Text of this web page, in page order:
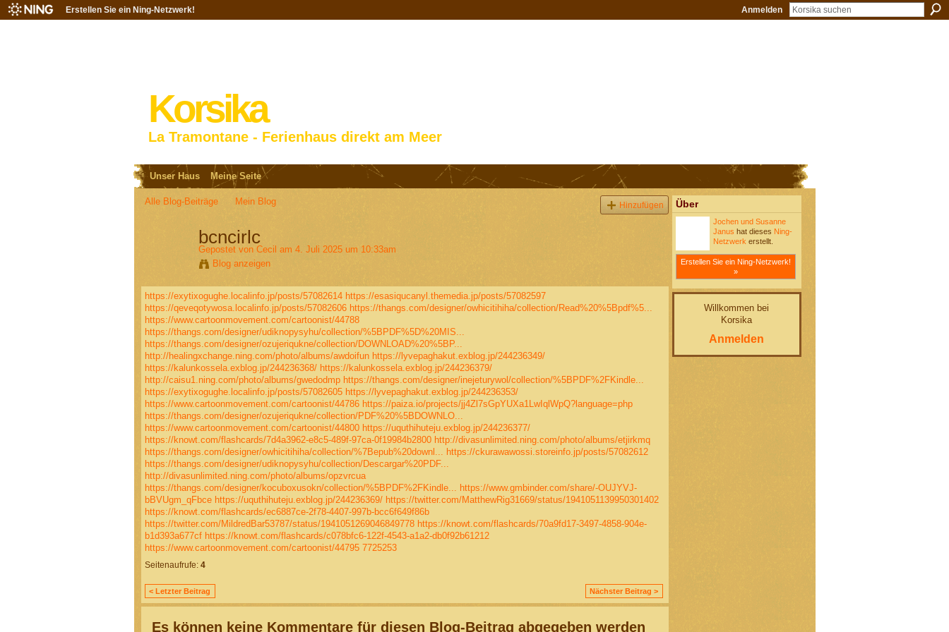
Erstellen Sie ein Ning-Netzwerk! Anmelden
Korsika
La Tramontane - Ferienhaus direkt am Meer
Unser Haus Meine Seite
Alle Blog-Beiträge Mein Blog Hinzufügen
bcncirlc
Gepostet von Cecil am 4. Juli 2025 um 10:33am
Blog anzeigen
https://exytixogughe.localinfo.jp/posts/57082614 https://esasiqucanyl.themedia.jp/posts/57082597
https://qeveqotywosa.localinfo.jp/posts/57082606 https://thangs.com/designer/owhicitihiha/collection/Read%20%5Bpdf%5...
https://www.cartoonmovement.com/cartoonist/44788
https://thangs.com/designer/udiknopysyhu/collection/%5BPDF%5D%20MIS...
https://thangs.com/designer/ozujeriqukne/collection/DOWNLOAD%20%5BP...
http://healingxchange.ning.com/photo/albums/awdoifun https://lyvepaghakut.exblog.jp/244236349/
https://kalunkossela.exblog.jp/244236368/ https://kalunkossela.exblog.jp/244236379/
http://caisu1.ning.com/photo/albums/gwedodmp https://thangs.com/designer/inejeturywol/collection/%5BPDF%2FKindle...
https://exytixogughe.localinfo.jp/posts/57082605 https://lyvepaghakut.exblog.jp/244236353/
https://www.cartoonmovement.com/cartoonist/44786 https://paiza.io/projects/jj4Zl7sGpYUXa1LwIqlWpQ?language=php
https://thangs.com/designer/ozujeriqukne/collection/PDF%20%5BDOWNLO...
https://www.cartoonmovement.com/cartoonist/44800 https://uquthihuteju.exblog.jp/244236377/
https://knowt.com/flashcards/7d4a3962-e8c5-489f-97ca-0f19984b2800 http://divasunlimited.ning.com/photo/albums/etjirkmq
https://thangs.com/designer/owhicitihiha/collection/%7Bepub%20downl...
https://ckurawawossi.storeinfo.jp/posts/57082612
https://thangs.com/designer/udiknopysyhu/collection/Descargar%20PDF...
http://divasunlimited.ning.com/photo/albums/opzvrcua
https://thangs.com/designer/kocuboxusokn/collection/%5BPDF%2FKindle...
https://www.gmbinder.com/share/-OUJYVJ-
bBVUgm_qFbce https://uquthihuteju.exblog.jp/244236369/ https://twitter.com/MatthewRig31669/status/1941051139950301402
https://knowt.com/flashcards/ec6887ce-2f78-4407-997b-bcc6f649f86b
https://twitter.com/MildredBar53787/status/1941051269046849778 https://knowt.com/flashcards/70a9fd17-3497-4858-904e-
b1d393a677cf https://knowt.com/flashcards/c078bfc6-122f-4543-a1a2-db0f92b61212
https://www.cartoonmovement.com/cartoonist/44795 7725253
Seitenaufrufe: 4
< Letzter Beitrag Nächster Beitrag >
Es können keine Kommentare für diesen Blog-Beitrag abgegeben werden
Über
Jochen und Susanne
Janus hat dieses Ning-
Netzwerk erstellt.
Erstellen Sie ein Ning-Netzwerk!
»
Willkommen bei
Korsika
Anmelden